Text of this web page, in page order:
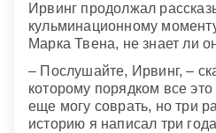
Ирвинг продолжал
кульминационному
Марка Твена, не знает ли
– Послушайте, Ирвинг, –
которому порядком все
еще могу соврать, но три
историю я написал три